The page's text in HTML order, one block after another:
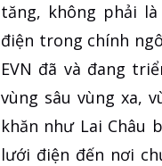
tăng, không phải
điện trong chính
EVN đã và đang
vùng sâu vùng xa,
khăn như Lai Châu
lưới điện đến nơi